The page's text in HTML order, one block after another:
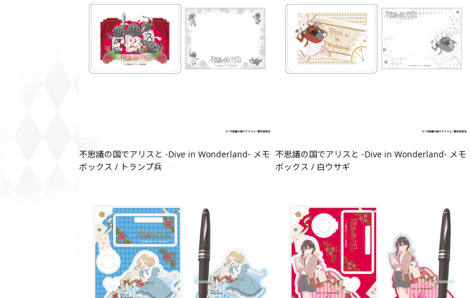
不思議の国でアリスと -Dive in Wonderland- メモ
ボックス / トランプ兵
不思議の国でアリスと -Dive in Wonderland- メモ
ボックス / 白ウサギ